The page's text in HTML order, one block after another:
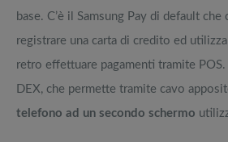
base. C’è il Samsung Pay di default
registrare una carta di credito ed
retro effettuare pagamenti tramite
DEX, che permette tramite cavo
telefono ad un secondo schermo